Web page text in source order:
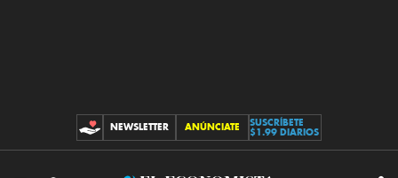
CONTRIBUCIONES
NEWSLETTER ANÚNCIATE
SUSCRÍBETE
$1.99 DIARIOS